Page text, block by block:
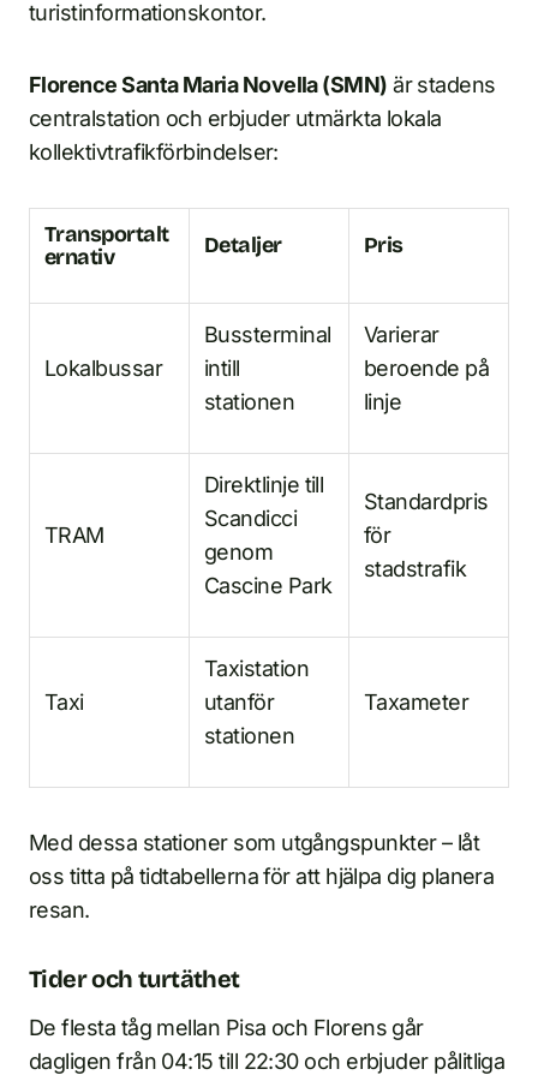
turistinformationskontor.
Florence Santa Maria Novella (SMN) är stadens
centralstation och erbjuder utmärkta lokala
kollektivtrafikförbindelser:
Transportalt
ernativ
Detaljer Pris
Lokalbussar
Bussterminal
intill
stationen
Varierar
beroende på
linje
TRAM
Direktlinje till
Scandicci
genom
Cascine Park
Standardpris
för
stadstrafik
Taxi
Taxistation
utanför
stationen
Taxameter
Med dessa stationer som utgångspunkter – låt
oss titta på tidtabellerna för att hjälpa dig planera
resan.
Tider och turtäthet
De flesta tåg mellan Pisa och Florens går
dagligen från 04:15 till 22:30 och erbjuder pålitliga